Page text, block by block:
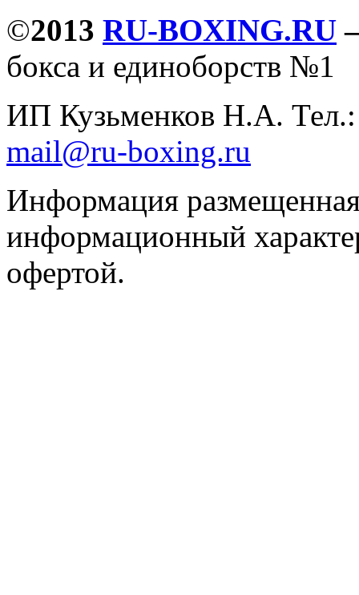
©2013 RU-BOXING.RU
бокса и единоборств №1
ИП Кузьменков Н.А.
mail@ru-boxing.ru
Информация
информационный
офертой.